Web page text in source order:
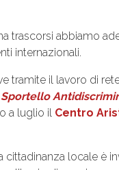
trascorsi abbiamo
internazionali.
tramite il lavoro di
Sportello
a luglio il Centro
cittadinanza locale è